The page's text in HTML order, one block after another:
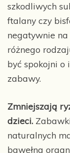
szkodliwych
ftalany czy
negatywnie
różnego
być spokojni o
zabawy.
Zmniejszają
dzieci.
naturalnych
bawełna